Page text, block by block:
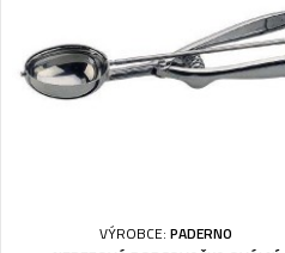
VÝROBCE:PADERNO